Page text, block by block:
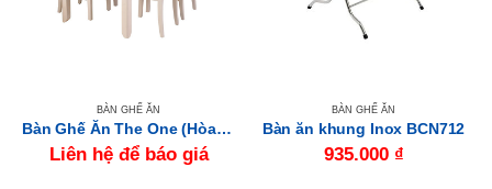
BÀN GHẾ ĂN
Bàn Ghế Ăn The One (Hòa Phát) HGB65A-HGG65
Liên hệ để báo giá
BÀN GHẾ ĂN
Bàn ăn khung Inox BCN712
935.000 ₫